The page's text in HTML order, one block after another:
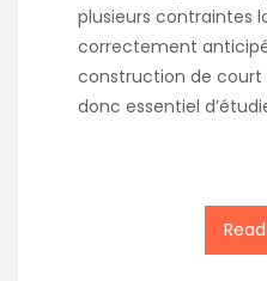
plusieurs contraintes
correctement
construction de court
donc essentiel